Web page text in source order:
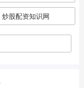
炒股配资知识网